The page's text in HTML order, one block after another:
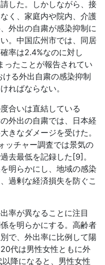
した。しかしながら、接
く、家庭内や院内、介護
外出の自粛が感染抑制に
。中国広州市では、同居
率は2.4%なのに対し
ったことが報告されてい
る外出自粛の感染抑制
ればならない。
合いは直結している
外出の自粛では、日本経
きなダメージを受けた。
ッチャー調査では景気の
去最低を記録した[9]。
明らかにし、地域の感染
過剰な経済損失を防ぐこ
率が異なることに注目
を明らかにする。高齢者
で、外出率に比例して陽
代は男性女性ともに外
降になると、男性女性